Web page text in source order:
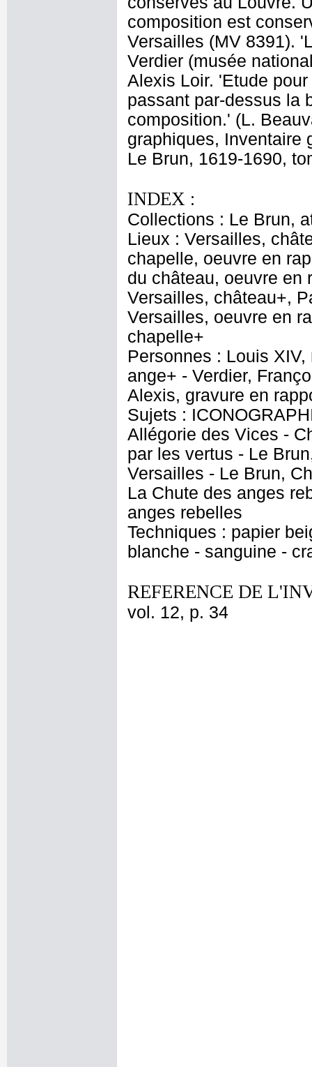
composition est
Versailles (MV 8391).
Verdier (musée
Alexis Loir. 'Etude
passant par-dessus la
composition.' (L.
graphiques, Inventaire
Le Brun, 1619-1690,
INDEX :
Collections : Le Brun,
Lieux : Versailles,
chapelle, oeuvre en
du château, oeuvre en
Versailles, château+,
Versailles, oeuvre en
chapelle+
Personnes : Louis
ange+ - Verdier,
Alexis, gravure en
Sujets :
Allégorie des Vices -
par les vertus - Le
Versailles - Le Brun,
La Chute des anges
anges rebelles
Techniques : papier
blanche - sanguine -
REFERENCE DE
vol. 12, p. 34